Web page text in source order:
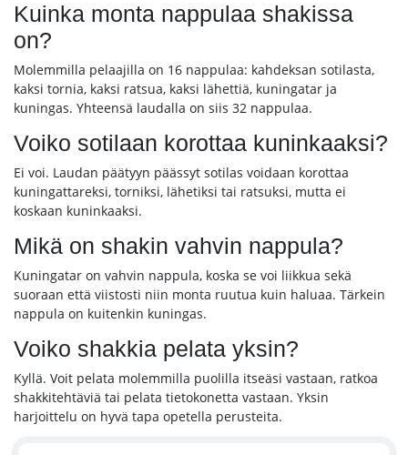
Kuinka monta nappulaa shakissa
on?
Molemmilla pelaajilla on 16 nappulaa: kahdeksan sotilasta,
kaksi tornia, kaksi ratsua, kaksi lähettiä, kuningatar ja
kuningas. Yhteensä laudalla on siis 32 nappulaa.
Voiko sotilaan korottaa kuninkaaksi?
Ei voi. Laudan päätyyn päässyt sotilas voidaan korottaa
kuningattareksi, torniksi, lähetiksi tai ratsuksi, mutta ei
koskaan kuninkaaksi.
Mikä on shakin vahvin nappula?
Kuningatar on vahvin nappula, koska se voi liikkua sekä
suoraan että viistosti niin monta ruutua kuin haluaa. Tärkein
nappula on kuitenkin kuningas.
Voiko shakkia pelata yksin?
Kyllä. Voit pelata molemmilla puolilla itseäsi vastaan, ratkoa
shakkitehtäviä tai pelata tietokonetta vastaan. Yksin
harjoittelu on hyvä tapa opetella perusteita.